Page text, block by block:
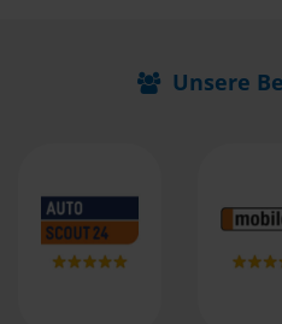
Unsere